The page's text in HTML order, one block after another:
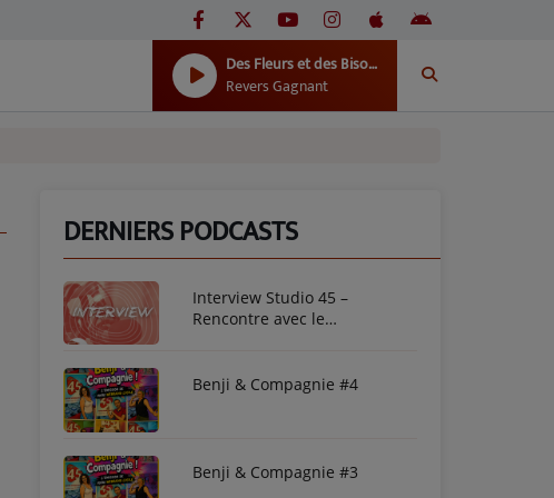
Des Fleurs et des Bisous (feat. Odetto)
Revers Gagnant
DERNIERS PODCASTS
Interview Studio 45 –
Rencontre avec le
Benji & Compagnie #4
Benji & Compagnie #3